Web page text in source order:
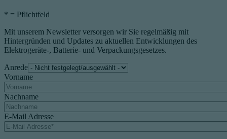
* = Pflichtfeld
Mit unserem Newsletter versorgen wir Sie regelmäßig mit
Hintergründen und Updates zu aktuellen Entwicklungen des
Elektrogeräte-, Batterie- und Verpackungsgesetzes.
Anrede
Vorname
Nachname
E-Mail Adresse